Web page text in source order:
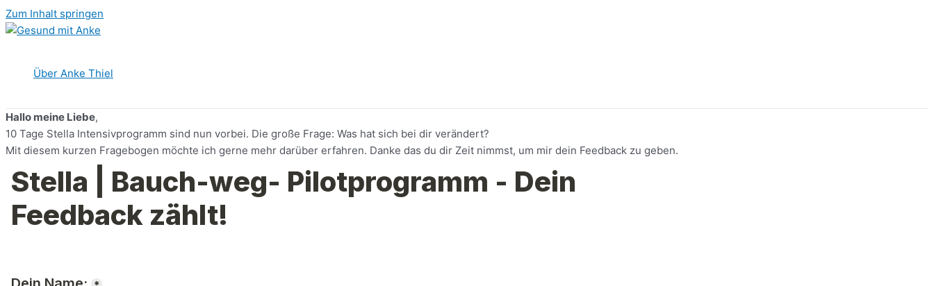
Zum Inhalt springen
Über Anke Thiel
Hallo meine Liebe,
10 Tage Stella Intensivprogramm sind nun vorbei. Die große Frage: Was hat sich bei dir verändert?
Mit diesem kurzen Fragebogen möchte ich gerne mehr darüber erfahren. Danke das du dir Zeit nimmst, um mir dein Feedback zu geben.